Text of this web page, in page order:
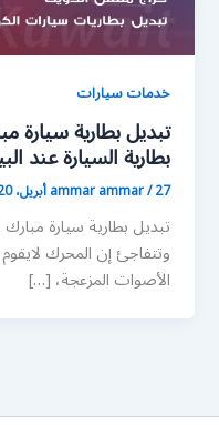
خدمات سيارات
بطارية السيارة عند
ammar ammar/27 أبريل، 2020
تبديل بطارية سيارة
وتتفاجئ إن المحرك
الأصوات المزعجة، […]